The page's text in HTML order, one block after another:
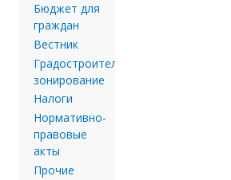
Бюджет для
граждан
Вестник
Градостроительное
зонирование
Налоги
Нормативно-
правовые
акты
Прочие